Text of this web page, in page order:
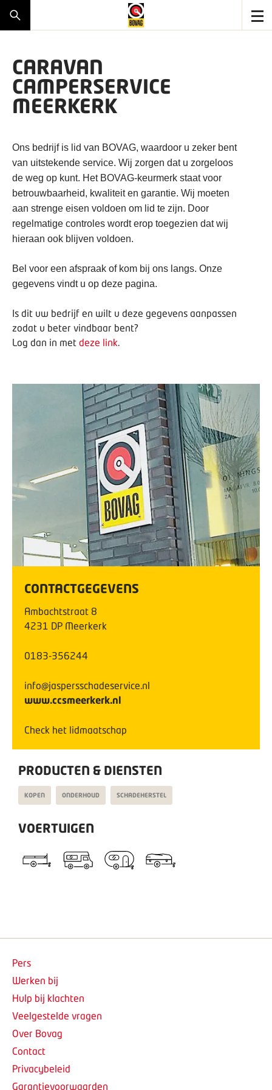
CARAVAN
CAMPERSERVICE
MEERKERK
Ons bedrijf is lid van BOVAG, waardoor u zeker bent
van uitstekende service. Wij zorgen dat u zorgeloos
de weg op kunt. Het BOVAG-keurmerk staat voor
betrouwbaarheid, kwaliteit en garantie. Wij moeten
aan strenge eisen voldoen om lid te zijn. Door
regelmatige controles wordt erop toegezien dat wij
hieraan ook blijven voldoen.
Bel voor een afspraak of kom bij ons langs. Onze
gegevens vindt u op deze pagina.
Is dit uw bedrijf en wilt u deze gegevens aanpassen
zodat u beter vindbaar bent?
Log dan in met deze link.
CONTACTGEGEVENS
Ambachtstraat 8
4231 DP Meerkerk
0183-356244
info@jaspersschadeservice.nl
www.ccsmeerkerk.nl
Check het lidmaatschap
PRODUCTEN & DIENSTEN
KOPEN ONDERHOUD SCHADEHERSTEL
VOERTUIGEN
Pers
Werken bij
Hulp bij klachten
Veelgestelde vragen
Over Bovag
Contact
Privacybeleid
Garantievoorwaarden